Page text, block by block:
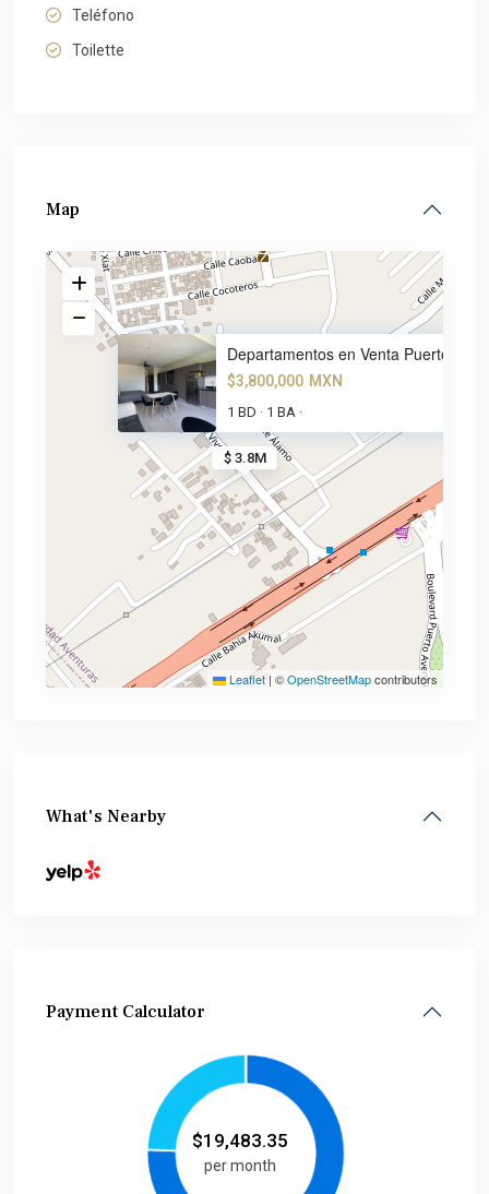
Teléfono
Toilette
Map
$ 3.8M
Departamentos en Venta Puerto
$3,800,000 MXN
1 BD · 1 BA ·
Leaflet | ©OpenStreetMapcontributors
What's Nearby
Payment Calculator
$19,483.35
per month